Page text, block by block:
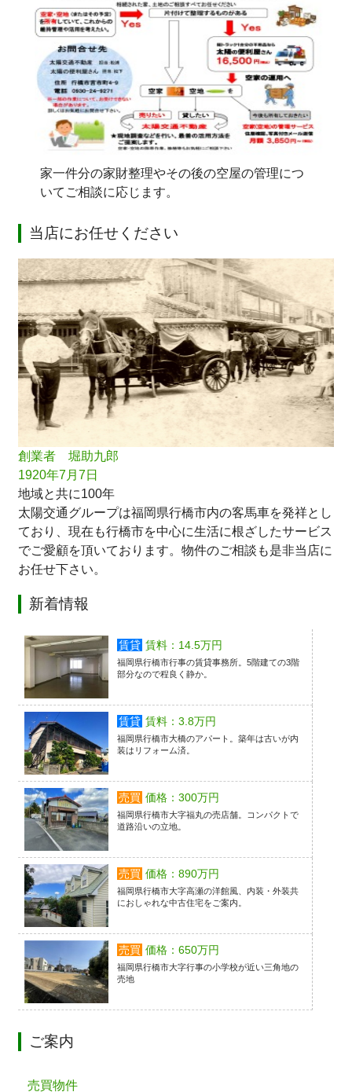
家一件分の家財整理やその後の空屋の管理につ
いてご相談に応じます。
当店にお任せください
創業者 堀助九郎
1920年7月7日
地域と共に100年
太陽交通グループは福岡県行橋市内の客馬車を発祥とし
ており、現在も行橋市を中心に生活に根ざしたサービス
でご愛顧を頂いております。物件のご相談も是非当店に
お任せ下さい。
新着情報
賃貸 賃料：14.5万円
福岡県行橋市行事の賃貸事務所。5階建ての3階
部分なので程良く静か。
賃貸 賃料：3.8万円
福岡県行橋市大橋のアパート。築年は古いが内
装はリフォーム済。
売買 価格：300万円
福岡県行橋市大字福丸の売店舗。コンパクトで
道路沿いの立地。
売買 価格：890万円
福岡県行橋市大字高瀬の洋館風、内装・外装共
におしゃれな中古住宅をご案内。
売買 価格：650万円
福岡県行橋市大字行事の小学校が近い三角地の
売地
ご案内
売買物件